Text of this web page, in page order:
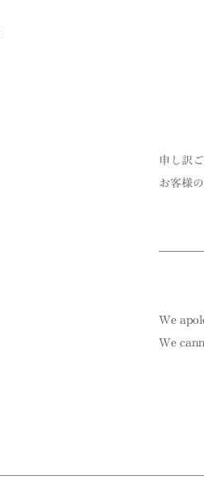
申し訳
お客様
We
We